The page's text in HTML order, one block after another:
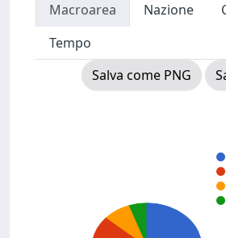
Macroarea Nazione
Tempo
Salva come PNG